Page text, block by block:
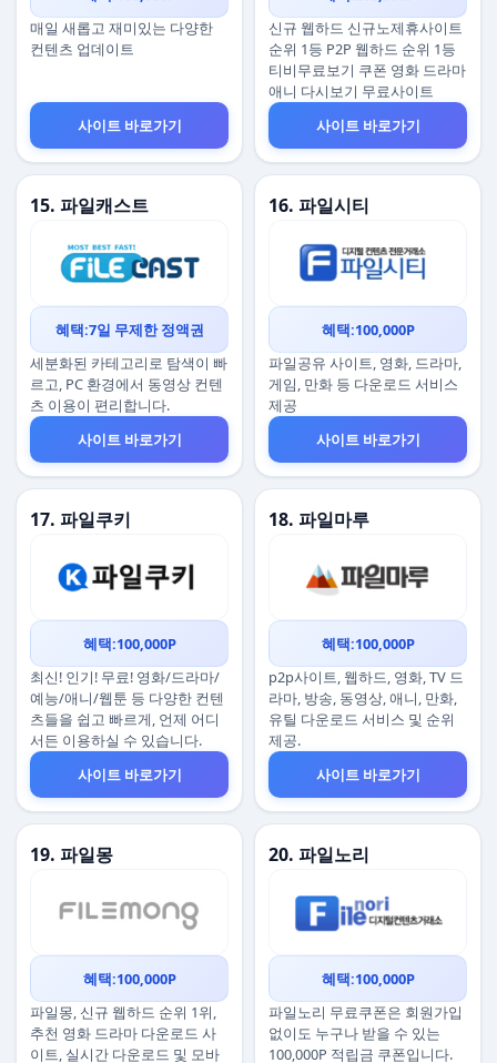
매일 새롭고 재미있는 다양한
컨텐츠 업데이트
사이트 바로가기
신규 웹하드 신규노제휴사이트
순위 1등 P2P 웹하드 순위 1등
티비무료보기 쿠폰 영화 드라마
애니 다시보기 무료사이트
사이트 바로가기
15. 파일캐스트
혜택:7일 무제한 정액권
세분화된 카테고리로 탐색이 빠
르고, PC 환경에서 동영상 컨텐
츠 이용이 편리합니다.
사이트 바로가기
16. 파일시티
혜택:100,000P
파일공유 사이트, 영화, 드라마,
게임, 만화 등 다운로드 서비스
제공
사이트 바로가기
17. 파일쿠키
혜택:100,000P
최신! 인기! 무료! 영화/드라마/
예능/애니/웹툰 등 다양한 컨텐
츠들을 쉽고 빠르게, 언제 어디
서든 이용하실 수 있습니다.
사이트 바로가기
18. 파일마루
혜택:100,000P
p2p사이트, 웹하드, 영화, TV 드
라마, 방송, 동영상, 애니, 만화,
유틸 다운로드 서비스 및 순위
제공.
사이트 바로가기
19. 파일몽
혜택:100,000P
파일몽, 신규 웹하드 순위 1위,
추천 영화 드라마 다운로드 사
이트, 실시간 다운로드 및 모바
20. 파일노리
혜택:100,000P
파일노리 무료쿠폰은 회원가입
없이도 누구나 받을 수 있는
100,000P 적립금 쿠폰입니다.